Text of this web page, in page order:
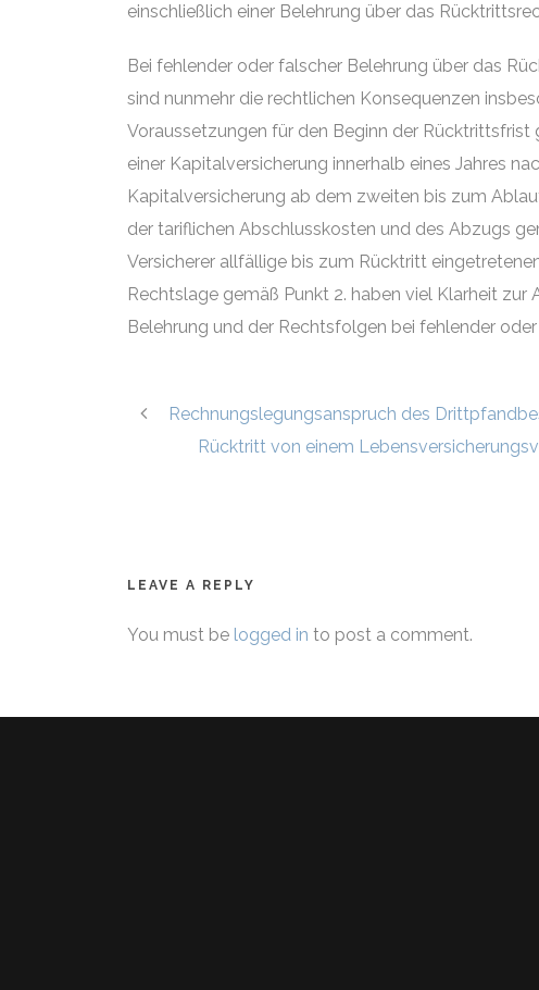
einschließlich einer Belehrung über das
Bei fehlender oder falscher Belehrung über das
sind nunmehr die rechtlichen Konsequenzen
Voraussetzungen für den Beginn der Rücktrittsfrist
einer Kapitalversicherung innerhalb eines Jahres
Kapitalversicherung ab dem zweiten bis zum
der tariflichen Abschlusskosten und des Abzugs
Versicherer allfällige bis zum Rücktritt
Rechtslage gemäß Punkt 2. haben viel Klarheit
Belehrung und der Rechtsfolgen bei fehlender
Rechnungslegungsanspruch des
Rücktritt von einem
LEAVE A REPLY
You must be logged in to post a comment.